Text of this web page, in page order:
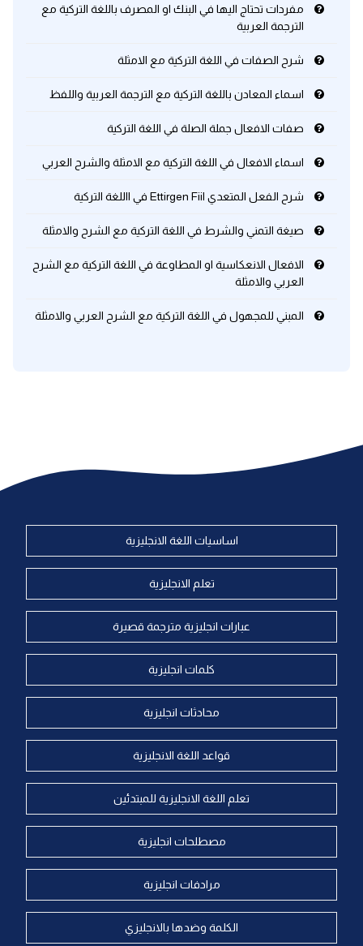
مفردات تحتاج اليها في البنك او المصرف باللغة التركية مع
الترجمة العربية
شرح الصفات في اللغة التركية مع الامثلة
اسماء المعادن باللغة التركية مع الترجمة العربية واللفظ
صفات الافعال جملة الصلة في اللغة التركية
اسماء الافعال في اللغة التركية مع الامثلة والشرح العربي
شرح الفعل المتعدي Ettirgen Fiil في االلغة التركية
صيغة التمني والشرط في اللغة التركية مع الشرح والامثلة
الافعال الانعكاسية او المطاوعة في اللغة التركية مع الشرح
العربي والامثلة
المبني للمجهول في اللغة التركية مع الشرح العربي والامثلة
اساسيات اللغة الانجليزية
تعلم الانجليزية
عبارات انجليزية مترجمة قصيرة
كلمات انجليزية
محادثات انجليزية
قواعد اللغة الانجليزية
تعلم اللغة الانجليزية للمبتدئين
مصطلحات انجليزية
مرادفات انجليزية
الكلمة وضدها بالانجليزي